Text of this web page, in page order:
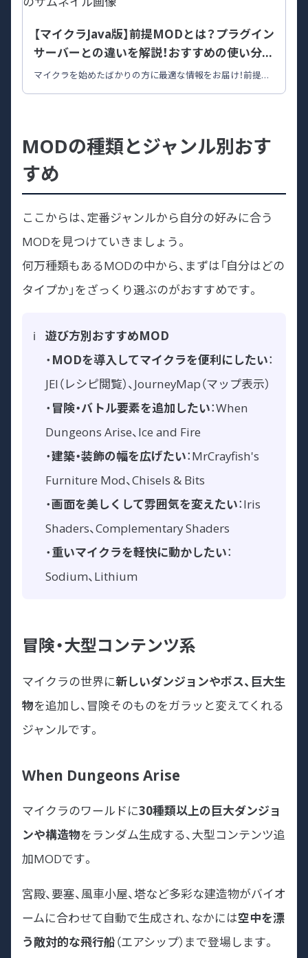
【マイクラJava版】前提MODとは？プラグイン
サーバーとの違いを解説！おすすめの使い分け
も紹介
マイクラを始めたばかりの方に最適な情報をお届け！前提
MODの種類とジャンル別おす
すめ
ここからは、定番ジャンルから自分の好みに合う
MODを見つけていきましょう。
何万種類もあるMODの中から、まずは「自分はどの
タイプか」をざっくり選ぶのがおすすめです。
遊び方別おすすめMOD
・ MODを導入してマイクラを便利にしたい：
JEI（レシピ閲覧）、JourneyMap（マップ表示）
・ 冒険・バトル要素を追加したい：When
Dungeons Arise、Ice and Fire
・建築・装飾の幅を広げたい：MrCrayfish's
Furniture Mod、Chisels & Bits
・画面を美しくして雰囲気を変えたい：Iris
Shaders、Complementary Shaders
・重いマイクラを軽快に動かしたい：
Sodium、Lithium
冒険・大型コンテンツ系
マイクラの世界に新しいダンジョンやボス、巨大生
物を追加し、冒険そのものをガラッと変えてくれる
ジャンルです。
When Dungeons Arise
マイクラのワールドに30種類以上の巨大ダンジョ
ンや構造物をランダム生成する、大型コンテンツ追
加MODです。
宮殿、要塞、風車小屋、塔など多彩な建造物がバイオ
ームに合わせて自動で生成され、なかには空中を漂
う敵対的な飛行船（エアシップ）まで登場します。